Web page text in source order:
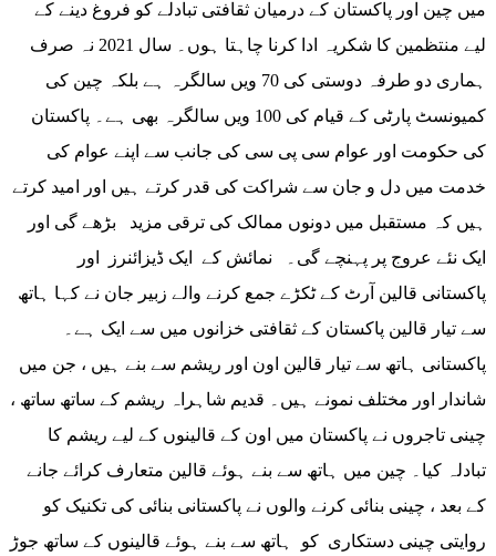
میں چین اور پاکستان کے درمیان ثقافتی تبادلے کو فروغ دینے کے
لیے منتظمین کا شکریہ ادا کرنا چاہتا ہوں۔ سال 2021 نہ صرف
ہماری دو طرفہ دوستی کی 70 ویں سالگرہ ہے بلکہ چین کی
کمیونسٹ پارٹی کے قیام کی 100 ویں سالگرہ بھی ہے۔ پاکستان
کی حکومت اور عوام سی پی سی کی جانب سے اپنے عوام کی
خدمت میں دل و جان سے شراکت کی قدر کرتے ہیں اور امید کرتے
ہیں کہ مستقبل میں دونوں ممالک کی ترقی مزید بڑھے گی اور
ایک نئے عروج پر پہنچے گی۔ نمائش کے ایک ڈیزائنرز اور
پاکستانی قالین آرٹ کے ٹکڑے جمع کرنے والے زبیر جان نے کہا ہاتھ
سے تیار قالین پاکستان کے ثقافتی خزانوں میں سے ایک ہے۔
پاکستانی ہاتھ سے تیار قالین اون اور ریشم سے بنے ہیں ، جن میں
شاندار اور مختلف نمونے ہیں۔ قدیم شاہراہ ریشم کے ساتھ ساتھ ،
چینی تاجروں نے پاکستان میں اون کے قالینوں کے لیے ریشم کا
تبادلہ کیا۔ چین میں ہاتھ سے بنے ہوئے قالین متعارف کرائے جانے
کے بعد ، چینی بنائی کرنے والوں نے پاکستانی بنائی کی تکنیک کو
روایتی چینی دستکاری کو ہاتھ سے بنے ہوئے قالینوں کے ساتھ جوڑ